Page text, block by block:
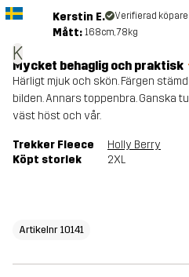
K
Kerstin E. Verifierad köpare
Mått: 168cm, 78kg
Mycket behaglig och praktisk
Härligt mjuk och skön. Färgen
bilden. Annars toppenbra. Ganska
väst höst och vår.
Trekker Fleece
Holly Berry
Köpt storlek
2XL
Artikelnr 10141